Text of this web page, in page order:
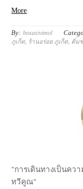
More
By: bosasivimol
ภูเก็ต ร้านอร่อย ภูเก็ต ติ่ม
"การเดินทางเป็นคว
ทวีคูณ"